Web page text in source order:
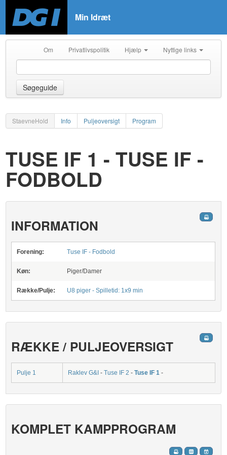
Min Idræt
Om Privatlivspolitik Hjælp Nyttige links
Søgeguide
StaevneHold Info Puljeoversigt Program
TUSE IF 1 - TUSE IF -
FODBOLD
INFORMATION
Forening: Tuse IF - Fodbold
Køn: Piger/Damer
Række/Pulje: U8 piger - Spilletid: 1x9 min
RÆKKE / PULJEOVERSIGT
Pulje 1 Raklev G&I -Tuse IF 2 -Tuse IF 1 -
KOMPLET KAMPPROGRAM